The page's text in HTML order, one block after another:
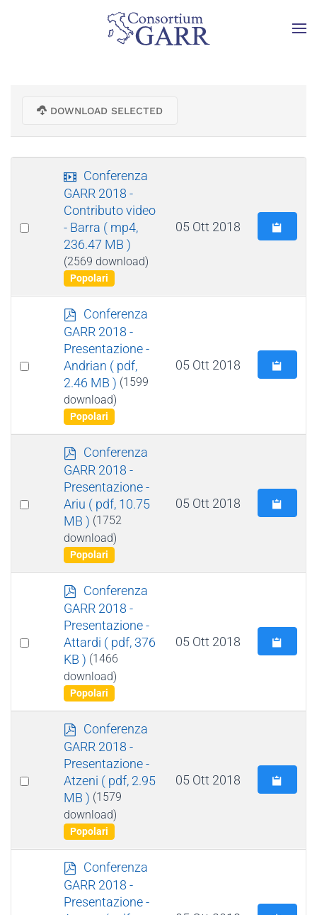
Skip to main content
DOWNLOAD SELECTED
Select
v
i
d
o
Conferenza
GARR 2018 -
Contributo video
- Barra ( mp4,
236.47 MB )
(2569 download)
Popolari
05 Ott 2018
Select
p
d
f
Conferenza
GARR 2018 -
Presentazione -
Andrian ( pdf,
2.46 MB ) (1599
download)
Popolari
05 Ott 2018
Select
p
d
f
Conferenza
GARR 2018 -
Presentazione -
Ariu ( pdf, 10.75
MB ) (1752
download)
Popolari
05 Ott 2018
Select
p
d
f
Conferenza
GARR 2018 -
Presentazione -
Attardi ( pdf, 376
KB ) (1466
download)
Popolari
05 Ott 2018
Select
p
d
f
Conferenza
GARR 2018 -
Presentazione -
Atzeni ( pdf, 2.95
MB ) (1579
download)
Popolari
05 Ott 2018
p
d
f
Conferenza
GARR 2018 -
Presentazione -